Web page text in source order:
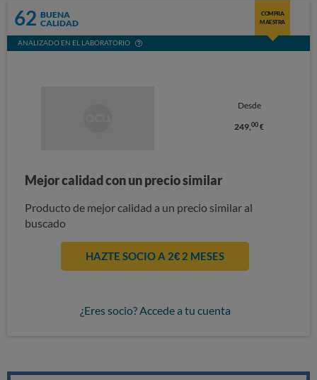
62 BUENA
CALIDAD
COMPRA
MAESTRA
ANALIZADO EN EL LABORATORIO
Desde
249,00 €
Mejor calidad con un precio similar
Producto de mejor calidad a un precio similar al
buscado
HAZTE SOCIO A 2€ 2 MESES
¿Eres socio? Accede a tu cuenta